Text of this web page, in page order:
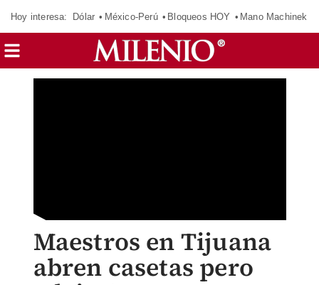
Hoy interesa: Dólar México-Perú Bloqueos HOY Mano Machinek
Maestros en Tijuana
abren casetas pero